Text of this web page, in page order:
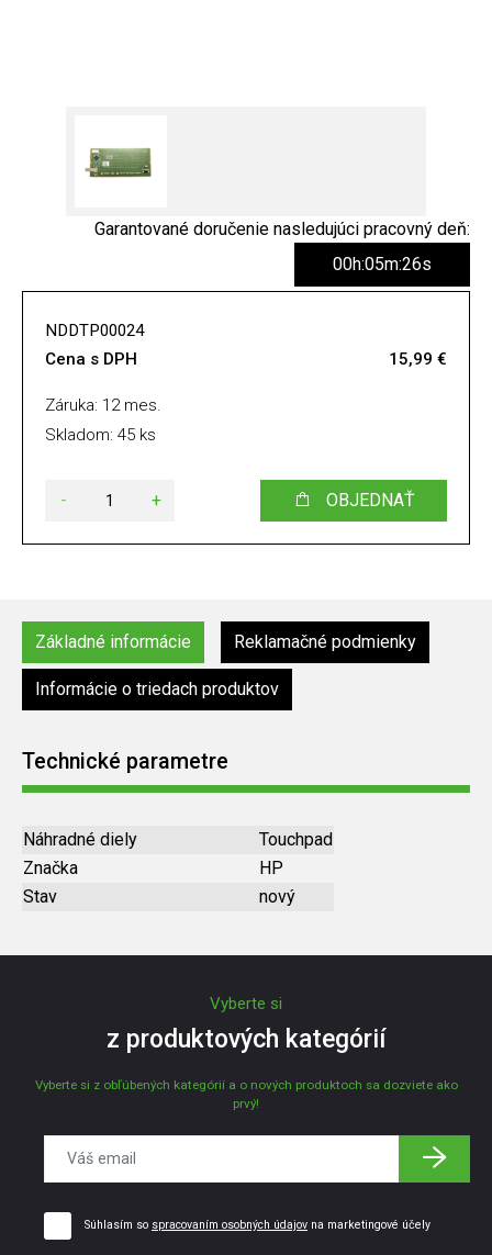
Garantované doručenie nasledujúci pracovný deň:
00h:05m:26s
NDDTP00024
Cena s DPH
15,99 €
Záruka: 12 mes.
Skladom: 45 ks
- + OBJEDNAŤ
Základné informácie Reklamačné podmienky
Informácie o triedach produktov
Technické parametre
Náhradné diely
Touchpad
Značka
HP
Stav
nový
Vyberte si
z produktových kategórií
Vyberte si z obľúbených kategórií a o nových produktoch sa dozviete ako
prvý!
Súhlasím so spracovaním osobných údajov na marketingové účely